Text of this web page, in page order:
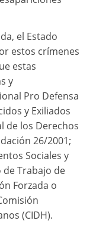
el Estado
estos crímenes
estas
y
Pro Defensa
y Exiliados
de los Derechos
26/2001;
Sociales y
de Trabajo de
Forzada o
(CIDH).